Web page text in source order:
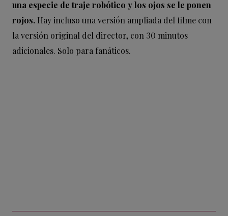
una especie de traje robótico y los ojos se le ponen
rojos. Hay incluso una versión ampliada del filme con
la versión original del director, con 30 minutos
adicionales. Solo para fanáticos.